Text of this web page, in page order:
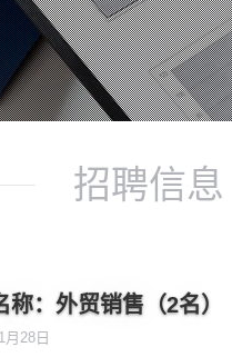
招聘信息
称：外贸销售（2名）
月28日